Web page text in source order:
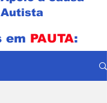
Autista
em PAUTA: